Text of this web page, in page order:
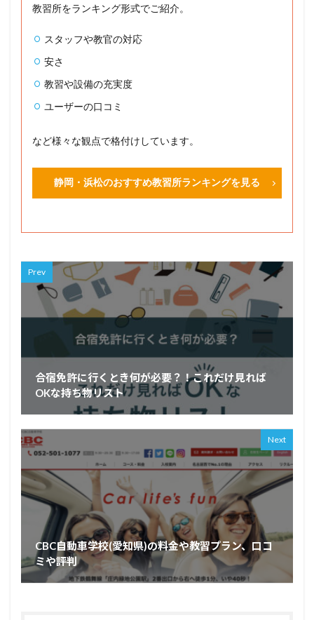
教習所をランキング形式でご紹介。
スタッフや教官の対応
安さ
教習や設備の充実度
ユーザーの口コミ
など様々な観点で格付けしています。
静岡・浜松のおすすめ教習所ランキングを見る
Prev
合宿免許に行くとき何が必要？！これだけ見れば
OKな持ち物リスト
Next
CBC自動車学校(愛知県)の料金や教習プラン、口コ
ミや評判